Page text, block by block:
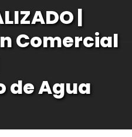
|
Comercial
de Agua